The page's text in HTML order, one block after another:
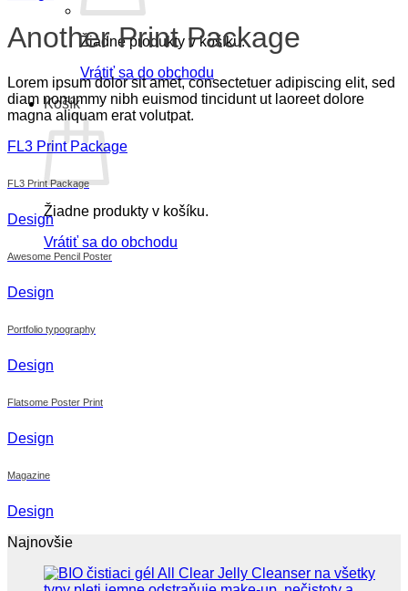
Žiadne produkty v košíku.
Vrátiť sa do obchodu
Košík
Žiadne produkty v košíku.
Vrátiť sa do obchodu
Another Print Package
Lorem ipsum dolor sit amet, consectetuer adipiscing elit, sed
diam nonummy nibh euismod tincidunt ut laoreet dolore
magna aliquam erat volutpat.
FL3 Print Package
FL3 Print Package
Design
Awesome Pencil Poster
Design
Portfolio typography
Design
Flatsome Poster Print
Design
Magazine
Design
Najnovšie